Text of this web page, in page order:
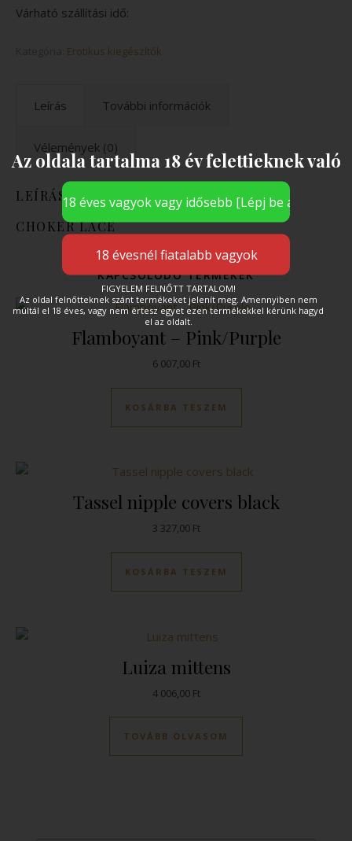
Várható szállítási idő:
Erotikus kiegészítők
Leírás További információk
Vélemények (0)
LEÍRÁS
CHOKER LACE
KAPCSOLÓDÓ TERMÉKEK
Flamboyant – Pink/Purple
6 007,00 Ft
KOSÁRBA TESZEM
Tassel nipple covers black
3 327,00 Ft
KOSÁRBA TESZEM
Luiza mittens
4 006,00 Ft
TOVÁBB OLVASOM
Az oldala tartalma 18 év felettieknek való
FIGYELEM FELNŐTT TARTALOM!
Az oldal felnőtteknek szánt termékeket jelenít meg. Amennyiben nem
múltál el 18 éves, vagy nem értesz egyet ezen termékekkel kérünk hagyd
el az oldalt.